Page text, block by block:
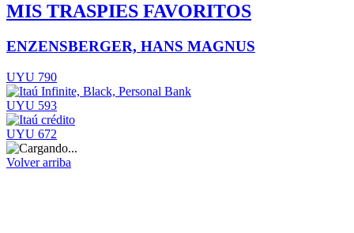
MIS TRASPIES FAVORITOS
ENZENSBERGER, HANS MAGNUS
UYU 790
UYU 593
UYU 672
Volver arriba